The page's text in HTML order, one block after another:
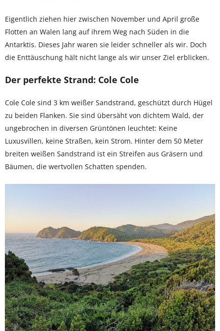
Eigentlich ziehen hier zwischen November und April große
Flotten an Walen lang auf ihrem Weg nach Süden in die
Antarktis. Dieses Jahr waren sie leider schneller als wir. Doch
die Enttäuschung hält nicht lange als wir unser Ziel erblicken.
Der perfekte Strand: Cole Cole
Cole Cole sind 3 km weißer Sandstrand, geschützt durch Hügel
zu beiden Flanken. Sie sind übersäht von dichtem Wald, der
ungebrochen in diversen Grüntönen leuchtet: Keine
Luxusvillen, keine Straßen, kein Strom. Hinter dem 50 Meter
breiten weißen Sandstrand ist ein Streifen aus Gräsern und
Bäumen, die wertvollen Schatten spenden.